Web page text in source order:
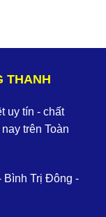
THANH
uy tín - chất
trên Toàn
Bình Trị Đông -